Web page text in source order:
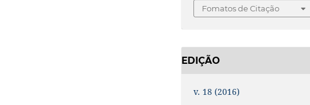
Fomatos de Citação
EDIÇÃO
v. 18 (2016)